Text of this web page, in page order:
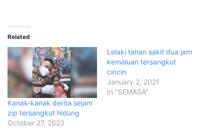
Related
Kanak-kanak derita sejam
zip tersangkut hidung
October 27, 2023
Lelaki tahan sakit dua jam
kemaluan tersangkut
cincin
January 2, 2021
In "SEMASA"